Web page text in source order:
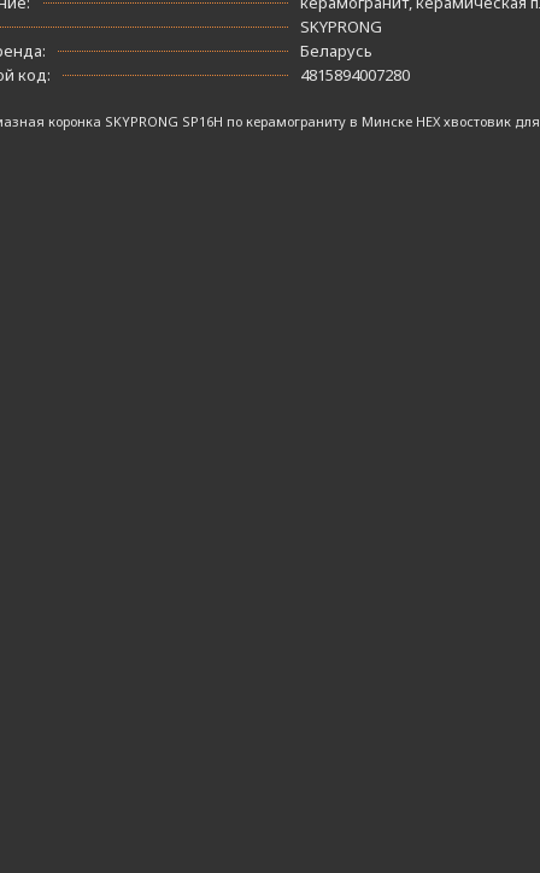
SKYPRONG
Беларусь
код:
4815894007280
коронка SKYPRONG SP16H по керамограниту в Минске HEX хвостовик